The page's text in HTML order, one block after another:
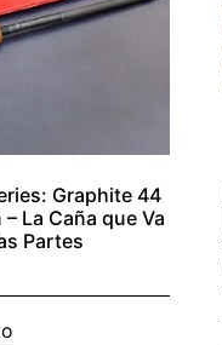
Graphite 44
La Caña que Va
Partes